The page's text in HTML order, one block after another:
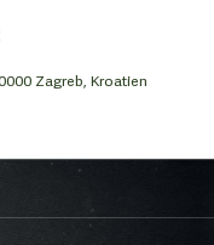
Zagreb, Kroatien